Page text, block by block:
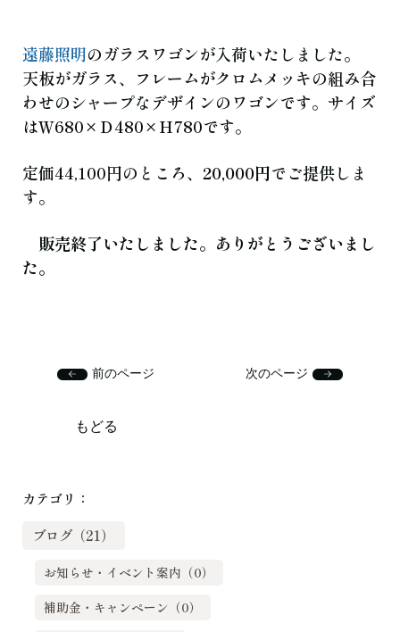
遠藤照明のガラスワゴンが入荷いたしました。
天板がガラス、フレームがクロムメッキの組み合
わせのシャープなデザインのワゴンです。サイズ
はＷ680×Ｄ480×Ｈ780です。
定価44,100円のところ、 20,000円でご提供しま
す。
販売終了いたしました。ありがとうございまし
た。
前のページ
もどる
次のページ
カテゴリ：
ブログ（21）
お知らせ・イベント案内（0）
補助金・キャンペーン（0）